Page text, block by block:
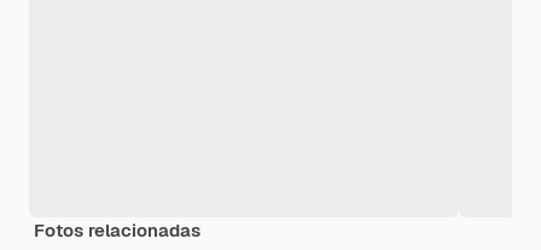
Fotos relacionadas